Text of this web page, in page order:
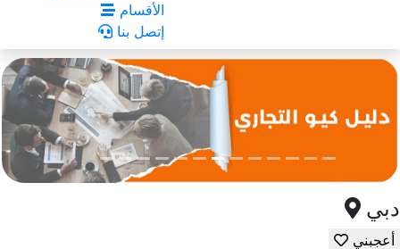
الأقسام
إتصل بنا